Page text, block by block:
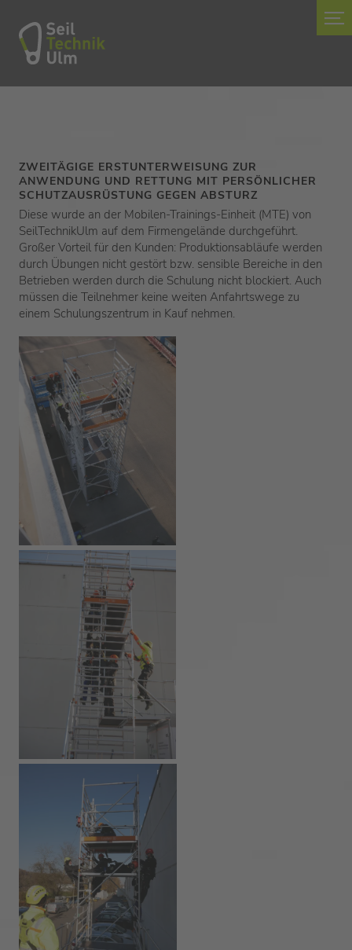
ZWEITÄGIGE ERSTUNTERWEISUNG ZUR
ANWENDUNG UND RETTUNG MIT PERSÖNLICHER
SCHUTZAUSRÜSTUNG GEGEN ABSTURZ
Diese wurde an der Mobilen-Trainings-Einheit (MTE) von
SeilTechnikUlm auf dem Firmengelände durchgeführt.
Großer Vorteil für den Kunden: Produktionsabläufe werden
durch Übungen nicht gestört bzw. sensible Bereiche in den
Betrieben werden durch die Schulung nicht blockiert. Auch
müssen die Teilnehmer keine weiten Anfahrtswege zu
einem Schulungszentrum in Kauf nehmen.